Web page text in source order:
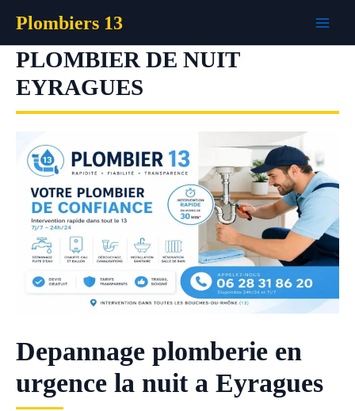
contenu
Plombiers 13
PLOMBIER DE NUIT
EYRAGUES
Depannage plomberie en
urgence la nuit a Eyragues